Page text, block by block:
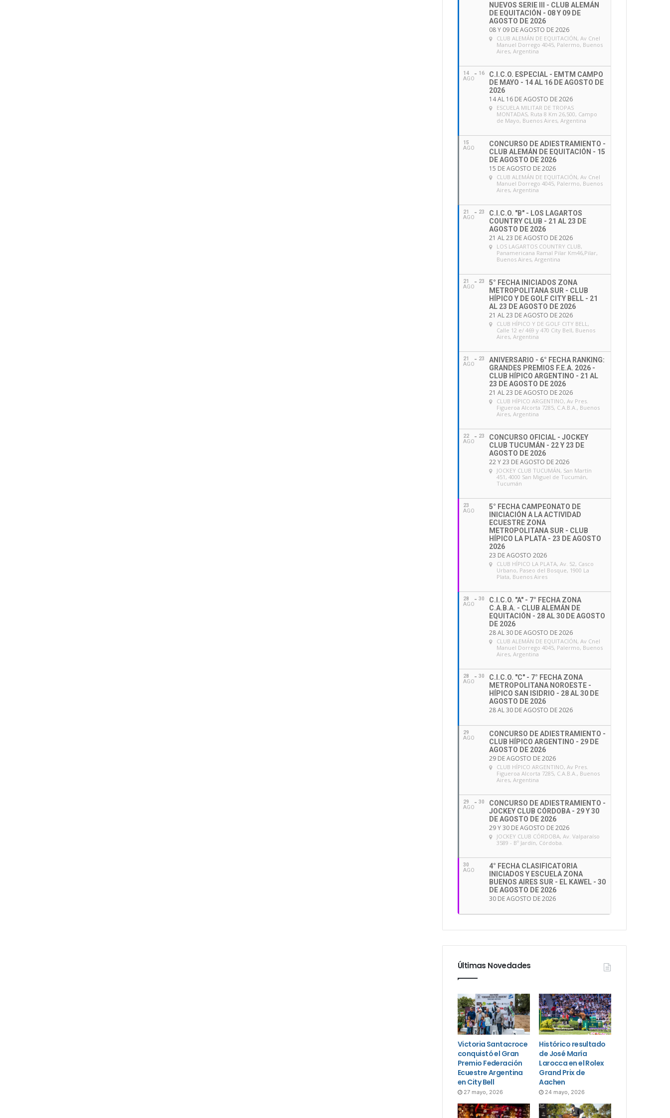
NUEVOS SERIE III - CLUB ALEMÁN
DE EQUITACIÓN - 08 Y 09 DE
AGOSTO DE 2026
08 Y 09 DE AGOSTO DE 2026
CLUB ALEMÁN DE EQUITACIÓN, Av Cnel
Manuel Dorrego 4045, Palermo, Buenos
Aires, Argentina
14
AGO
16
C.I.C.O. ESPECIAL - EMTM CAMPO
DE MAYO - 14 AL 16 DE AGOSTO DE
2026
14 AL 16 DE AGOSTO DE 2026
ESCUELA MILITAR DE TROPAS
MONTADAS, Ruta 8 Km 26,500, Campo
de Mayo, Buenos Aires, Argentina
15
AGO
CONCURSO DE ADIESTRAMIENTO -
CLUB ALEMÁN DE EQUITACIÓN - 15
DE AGOSTO DE 2026
15 DE AGOSTO DE 2026
CLUB ALEMÁN DE EQUITACIÓN, Av Cnel
Manuel Dorrego 4045, Palermo, Buenos
Aires, Argentina
21
AGO
23
C.I.C.O. "B" - LOS LAGARTOS
COUNTRY CLUB - 21 AL 23 DE
AGOSTO DE 2026
21 AL 23 DE AGOSTO DE 2026
LOS LAGARTOS COUNTRY CLUB,
Panamericana Ramal Pilar Km46,Pilar,
Buenos Aires, Argentina
21
AGO
23
5° FECHA INICIADOS ZONA
METROPOLITANA SUR - CLUB
HÍPICO Y DE GOLF CITY BELL - 21
AL 23 DE AGOSTO DE 2026
21 AL 23 DE AGOSTO DE 2026
CLUB HÍPICO Y DE GOLF CITY BELL,
Calle 12 e/ 469 y 470 City Bell, Buenos
Aires, Argentina
21
AGO
23
ANIVERSARIO - 6° FECHA RANKING:
GRANDES PREMIOS F.E.A. 2026 -
CLUB HÍPICO ARGENTINO - 21 AL
23 DE AGOSTO DE 2026
21 AL 23 DE AGOSTO DE 2026
CLUB HÍPICO ARGENTINO, Av Pres.
Figueroa Alcorta 7285, C.A.B.A., Buenos
Aires, Argentina
22
AGO
23
CONCURSO OFICIAL - JOCKEY
CLUB TUCUMÁN - 22 Y 23 DE
AGOSTO DE 2026
22 Y 23 DE AGOSTO DE 2026
JOCKEY CLUB TUCUMÁN, San Martín
451, 4000 San Miguel de Tucumán,
Tucumán
23
AGO
5° FECHA CAMPEONATO DE
INICIACIÓN A LA ACTIVIDAD
ECUESTRE ZONA
METROPOLITANA SUR - CLUB
HÍPICO LA PLATA - 23 DE AGOSTO
2026
23 DE AGOSTO 2026
CLUB HÍPICO LA PLATA, Av. 52, Casco
Urbano, Paseo del Bosque, 1900 La
Plata, Buenos Aires
28
AGO
30
C.I.C.O. "A" - 7° FECHA ZONA
C.A.B.A. - CLUB ALEMÁN DE
EQUITACIÓN - 28 AL 30 DE AGOSTO
DE 2026
28 AL 30 DE AGOSTO DE 2026
CLUB ALEMÁN DE EQUITACIÓN, Av Cnel
Manuel Dorrego 4045, Palermo, Buenos
Aires, Argentina
28
AGO
30
C.I.C.O. "C" - 7° FECHA ZONA
METROPOLITANA NOROESTE -
HÍPICO SAN ISIDRIO - 28 AL 30 DE
AGOSTO DE 2026
28 AL 30 DE AGOSTO DE 2026
29
AGO
CONCURSO DE ADIESTRAMIENTO -
CLUB HÍPICO ARGENTINO - 29 DE
AGOSTO DE 2026
29 DE AGOSTO DE 2026
CLUB HÍPICO ARGENTINO, Av Pres.
Figueroa Alcorta 7285, C.A.B.A., Buenos
Aires, Argentina
29
AGO
30
CONCURSO DE ADIESTRAMIENTO -
JOCKEY CLUB CÓRDOBA - 29 Y 30
DE AGOSTO DE 2026
29 Y 30 DE AGOSTO DE 2026
JOCKEY CLUB CÓRDOBA, Av. Valparaíso
3589 - Bº Jardín, Córdoba.
30
AGO
4° FECHA CLASIFICATORIA
INICIADOS Y ESCUELA ZONA
BUENOS AIRES SUR - EL KAWEL - 30
DE AGOSTO DE 2026
30 DE AGOSTO DE 2026
Últimas Novedades
Victoria Santacroce
conquistó el Gran
Premio Federación
Ecuestre Argentina
en City Bell
27 mayo, 2026
Histórico resultado
de José María
Larocca en el Rolex
Grand Prix de
Aachen
24 mayo, 2026